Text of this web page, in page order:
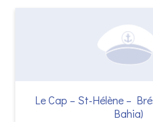
Le Cap – St-Hélène –
Bahia)